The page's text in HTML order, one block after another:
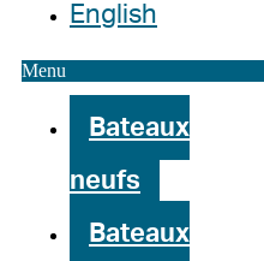
English
Menu
Bateaux
neufs
Bateaux